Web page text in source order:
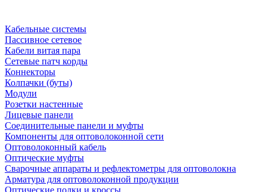
Кабельные системы
Пассивное сетевое
Кабели витая пара
Сетевые патч корды
Коннекторы
Колпачки (буты)
Модули
Розетки настенные
Лицевые панели
Соединительные панели и муфты
Компоненты для оптоволоконной сети
Оптоволоконный кабель
Оптические муфты
Сварочные аппараты и рефлектометры для оптоволокна
Арматура для оптоволоконной продукции